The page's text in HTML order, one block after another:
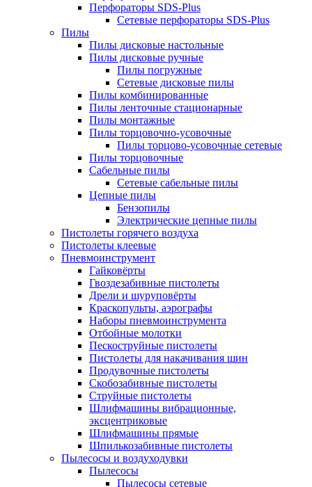
Перфораторы SDS-Plus
Сетевые перфораторы SDS-Plus
Пилы
Пилы дисковые настольные
Пилы дисковые ручные
Пилы погружные
Сетевые дисковые пилы
Пилы комбинированные
Пилы ленточные стационарные
Пилы монтажные
Пилы торцовочно-усовочные
Пилы торцово-усовочные сетевые
Пилы торцовочные
Сабельные пилы
Сетевые сабельные пилы
Цепные пилы
Бензопилы
Электрические цепные пилы
Пистолеты горячего воздуха
Пистолеты клеевые
Пневмоинструмент
Гайковёрты
Гвоздезабивные пистолеты
Дрели и шуруповёрты
Краскопульты, аэрографы
Наборы пневмоинструмента
Отбойные молотки
Пескоструйные пистолеты
Пистолеты для накачивания шин
Продувочные пистолеты
Скобозабивные пистолеты
Струйные пистолеты
Шлифмашины вибрационные,
эксцентриковые
Шлифмашины прямые
Шпилькозабивные пистолеты
Пылесосы и воздуходувки
Пылесосы
Пылесосы сетевые